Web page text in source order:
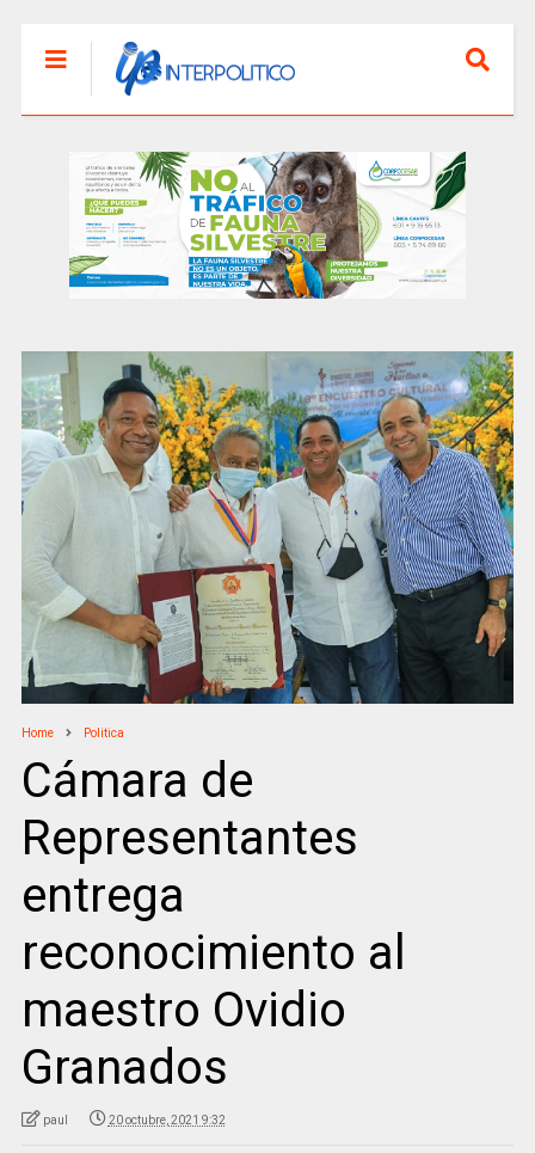
Home Politica
Cámara de
Representantes
entrega
reconocimiento al
maestro Ovidio
Granados
paul 20 octubre, 2021 9:32